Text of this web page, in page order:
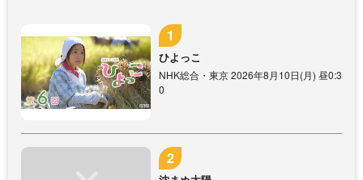
ひよっこ
NHK総合・東京 2026年8月10日(月) 昼0:3
0